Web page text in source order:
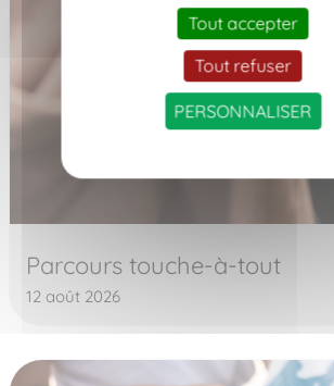
Parcours touche-à-tout
12 août 2026
Tout accepter
Tout refuser
PERSONNALISER